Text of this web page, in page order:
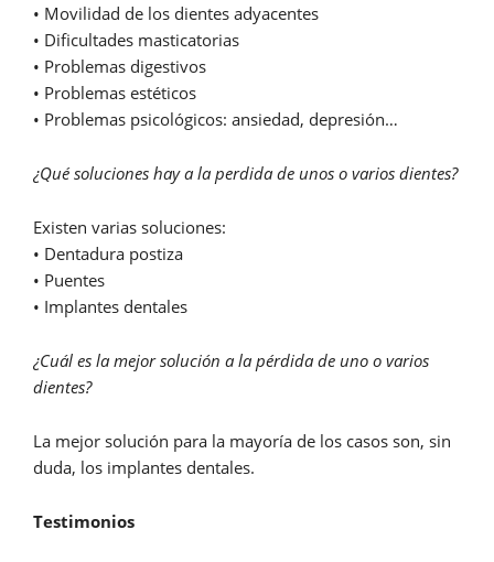
• Movilidad de los dientes adyacentes
• Dificultades masticatorias
• Problemas digestivos
• Problemas estéticos
• Problemas psicológicos: ansiedad, depresión…
¿Qué soluciones hay a la perdida de unos o varios dientes?
Existen varias soluciones:
• Dentadura postiza
• Puentes
• Implantes dentales
¿Cuál es la mejor solución a la pérdida de uno o varios
dientes?
La mejor solución para la mayoría de los casos son, sin
duda, los implantes dentales.
Testimonios